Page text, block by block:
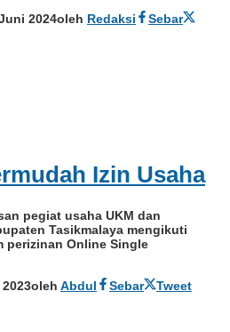
2024oleh Redaksi
Sebar
Izin Usaha
pegiat usaha UKM dan
Tasikmalaya mengikuti
perizinan Online Single
oleh Abdul Sebar
Tweet